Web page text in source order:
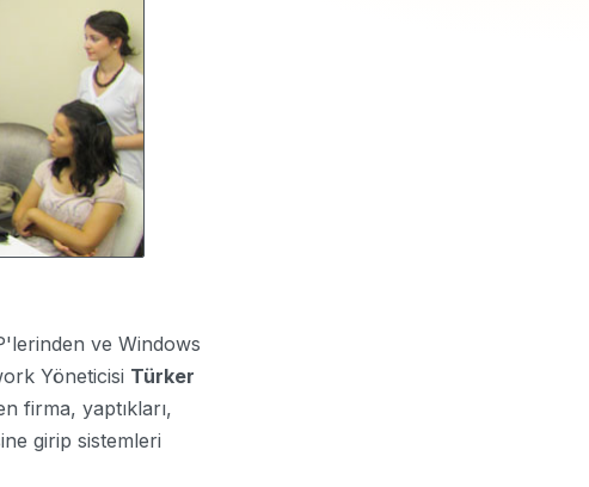
ve Windows
Yöneticisi Türker
firma, yaptıkları,
girip sistemleri